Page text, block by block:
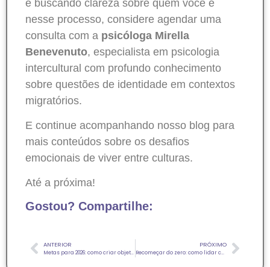
e buscando clareza sobre quem você é
nesse processo, considere agendar uma
consulta com a psicóloga Mirella
Benevenuto, especialista em psicologia
intercultural com profundo conhecimento
sobre questões de identidade em contextos
migratórios.
E continue acompanhando nosso blog para
mais conteúdos sobre os desafios
emocionais de viver entre culturas.
Até a próxima!
Gostou? Compartilhe:
ANTERIOR
Metas para 2026: como criar objetivos realistas para sua saúde mental
PRÓXIMO
Recomeçar do zero: como lidar com a transição de carreira no exterior